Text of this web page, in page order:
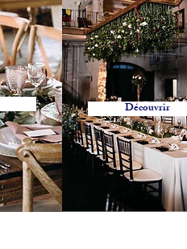
Industrial
Découvrir